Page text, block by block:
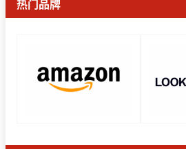
热门品牌